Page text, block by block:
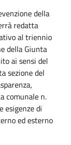
della
redatta
al triennio
della Giunta
ai sensi del
sezione del
comunale n.
esigenze di
ed esterno